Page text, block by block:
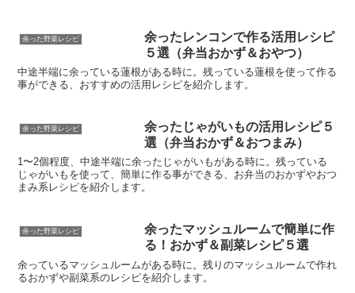
余った野菜レシピ
余ったレンコンで作る活用レシピ
５選（弁当おかず＆おやつ）
中途半端に余っている蓮根がある時に。残っている蓮根を使って作る
事ができる、おすすめの活用レシピを紹介します。
余った野菜レシピ
余ったじゃがいもの活用レシピ５
選（弁当おかず＆おつまみ）
1〜2個程度、中途半端に余ったじゃがいもがある時に。残っている
じゃがいもを使って、簡単に作る事ができる、お弁当のおかずやおつ
まみ系レシピを紹介します。
余った野菜レシピ
余ったマッシュルームで簡単に作
る！おかず＆副菜レシピ５選
余っているマッシュルームがある時に。残りのマッシュルームで作れ
るおかずや副菜系のレシピを紹介します。